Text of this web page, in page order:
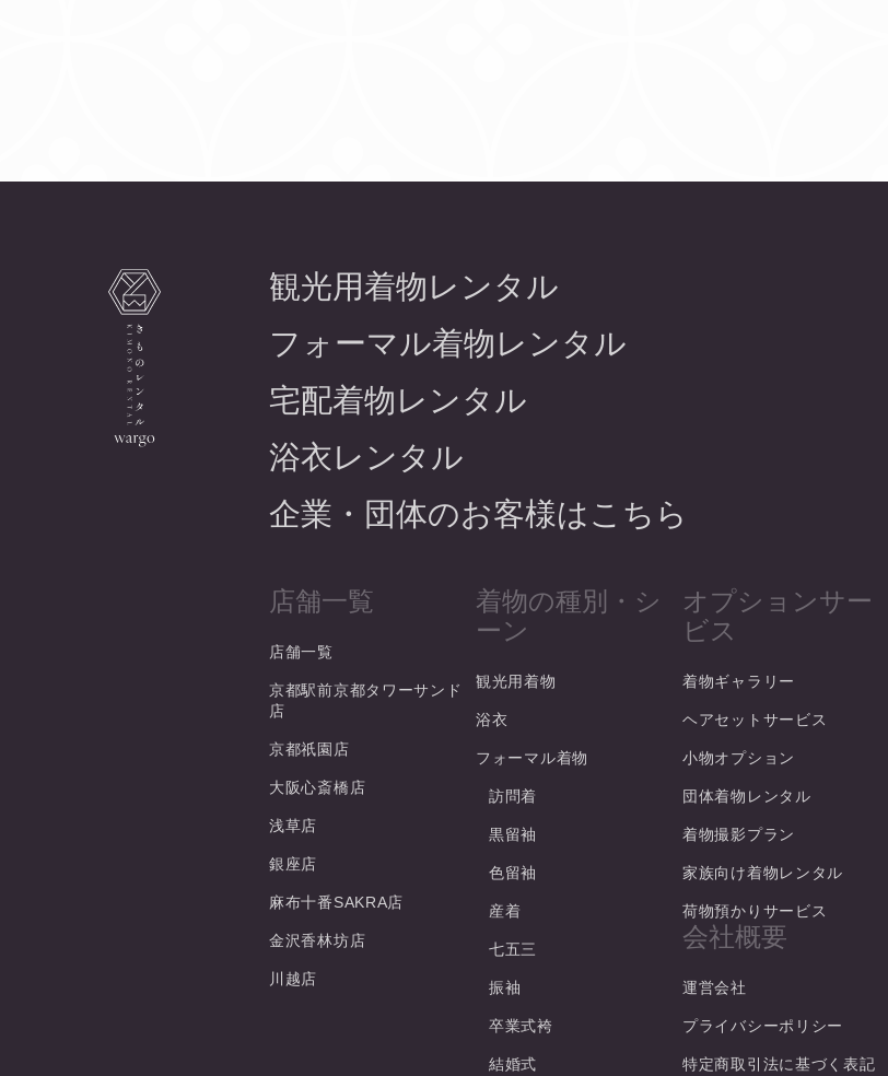
観光用着物レンタル
フォーマル着物レンタル
宅配着物レンタル
浴衣レンタル
企業・団体のお客様はこちら
店舗一覧
店舗一覧
京都駅前京都タワーサンド
店
京都祇園店
大阪心斎橋店
浅草店
銀座店
麻布十番SAKRA店
金沢香林坊店
川越店
着物の種別・シ
ーン
観光用着物
浴衣
フォーマル着物
訪問着
黒留袖
色留袖
産着
七五三
振袖
卒業式袴
結婚式
オプションサー
ビス
着物ギャラリー
ヘアセットサービス
小物オプション
団体着物レンタル
着物撮影プラン
家族向け着物レンタル
荷物預かりサービス
会社概要
運営会社
プライバシーポリシー
特定商取引法に基づく表記